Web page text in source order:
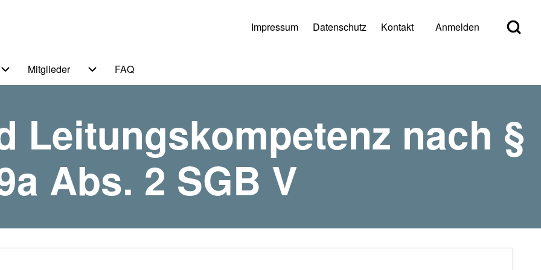
Open Search
User account menu
Impressum Datenschutz Kontakt Anmelden
Themen
Unternavigation von Service
Mitglieder FAQ
Leitungskompetenz nach §
Abs. 2 SGB V